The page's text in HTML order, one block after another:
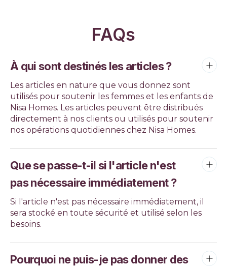
FAQs
À qui sont destinés les articles ?
Les articles en nature que vous donnez sont
utilisés pour soutenir les femmes et les enfants de
Nisa Homes. Les articles peuvent être distribués
directement à nos clients ou utilisés pour soutenir
nos opérations quotidiennes chez Nisa Homes.
Que se passe-t-il si l'article n'est
pas nécessaire immédiatement ?
Si l'article n'est pas nécessaire immédiatement, il
sera stocké en toute sécurité et utilisé selon les
besoins.
Pourquoi ne puis-je pas donner des